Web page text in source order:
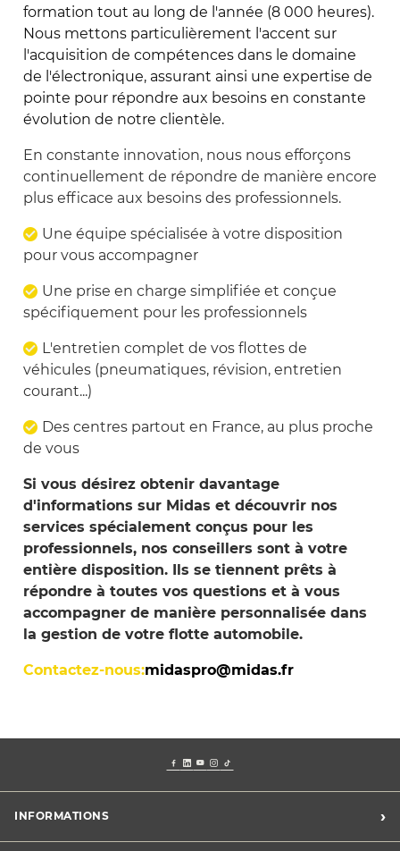
formation tout au long de l'année (8 000 heures).
Nous mettons particulièrement l'accent sur
l'acquisition de compétences dans le domaine
de l'électronique, assurant ainsi une expertise de
pointe pour répondre aux besoins en constante
évolution de notre clientèle.
En constante innovation, nous nous efforçons
continuellement de répondre de manière encore
plus efficace aux besoins des professionnels.
Une équipe spécialisée à votre disposition
pour vous accompagner
Une prise en charge simplifiée et conçue
spécifiquement pour les professionnels
L'entretien complet de vos flottes de
véhicules (pneumatiques, révision, entretien
courant...)
Des centres partout en France, au plus proche
de vous
Si vous désirez obtenir davantage
d'informations sur Midas et découvrir nos
services spécialement conçus pour les
professionnels, nos conseillers sont à votre
entière disposition. Ils se tiennent prêts à
répondre à toutes vos questions et à vous
accompagner de manière personnalisée dans
la gestion de votre flotte automobile.
Contactez-nous:midaspro@midas.fr
INFORMATIONS ›